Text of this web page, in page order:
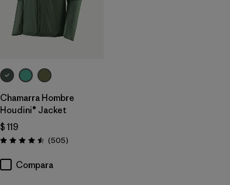
Chamarra Hombre
Houdini® Jacket
$ 119
Valoración: 4.5 / 5
(505Comentarios
)
Compara